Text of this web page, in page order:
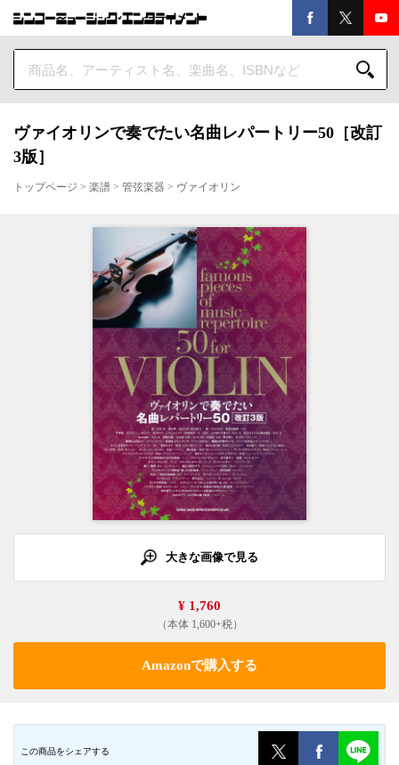
ヴァイオリンで奏でたい名曲レパートリー50［改訂
3版］
トップページ > 楽譜 > 管弦楽器 > ヴァイオリン
大きな画像で見る
¥ 1,760
（本体 1,600+税）
Amazonで購入する
この商品をシェアする